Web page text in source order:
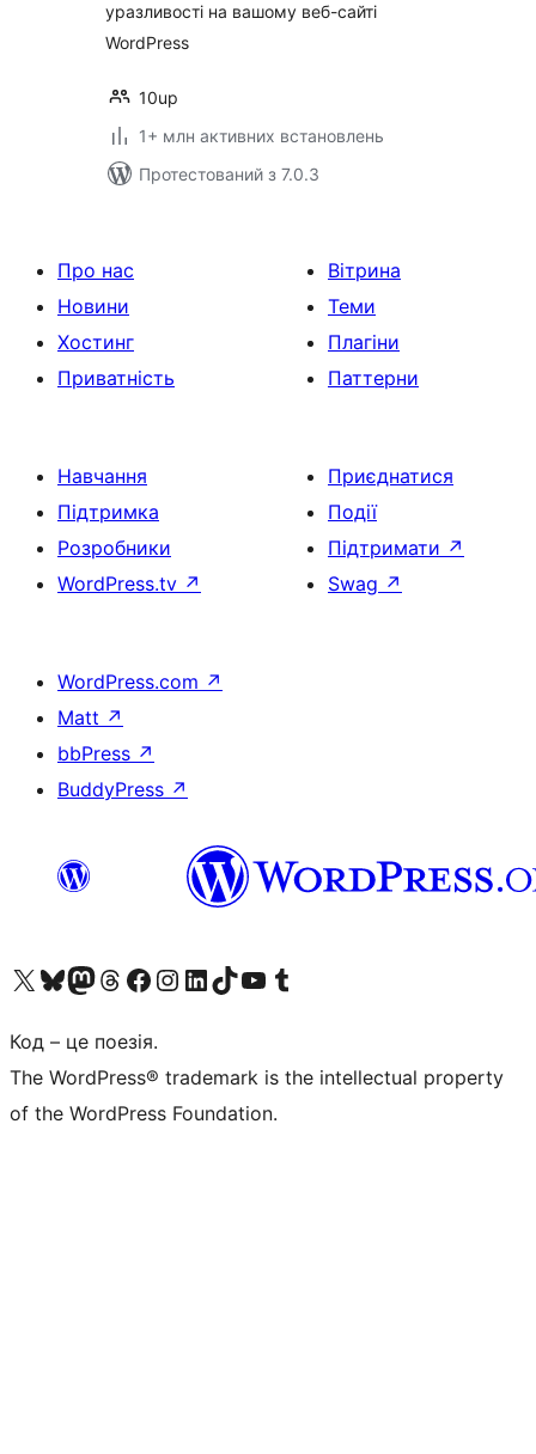
уразливості на вашому веб-сайті
WordPress
10up
1+ млн активних встановлень
Протестований з 7.0.3
Про нас
Новини
Хостинг
Приватність
Вітрина
Теми
Плагіни
Паттерни
Навчання
Підтримка
Розробники
WordPress.tv ↗
Приєднатися
Події
Підтримати ↗
Swag ↗
WordPress.com ↗
Matt ↗
bbPress ↗
BuddyPress ↗
Visit our X (formerly Twitter) account
Visit our Bluesky account
Завітайте до нашої стрічки в Mastodon
Visit our Threads account
Завітайте на нашу сторінку в Facebook
Visit our Instagram account
Visit our LinkedIn account
Visit our TikTok account
Visit our YouTube channel
Visit our Tumblr account
Код – це поезія.
The WordPress® trademark is the intellectual property
of the WordPress Foundation.